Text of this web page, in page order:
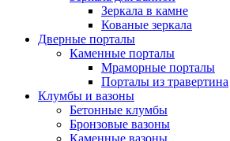
Зеркала в камне
Кованые зеркала
Дверные порталы
Каменные порталы
Мраморные порталы
Порталы из травертина
Клумбы и вазоны
Бетонные клумбы
Бронзовые вазоны
Каменные вазоны